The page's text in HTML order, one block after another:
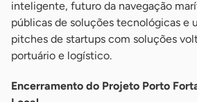
inteligente, futuro da navegação
públicas de soluções tecnológicas e
pitches de startups com soluções
portuário e logístico.
Encerramento do Projeto Porto